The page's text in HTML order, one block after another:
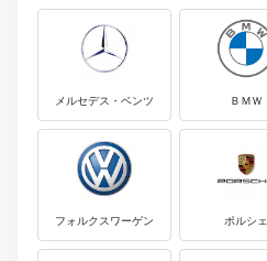
メルセデス・ベンツ ＢＭＷ
フォルクスワーゲン ポルシェ